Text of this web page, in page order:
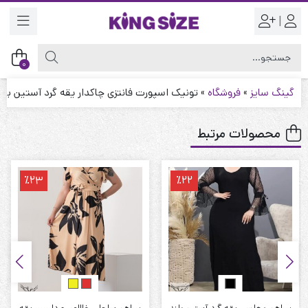
|
0
گینگ سایز »فروشگاه »تونیک اسپورت فانتزی چاکدار یقه گرد آستین
محصولات مرتبط
٪22 ٪23